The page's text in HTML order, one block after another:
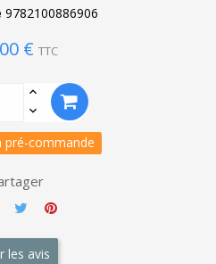
9782100886906
€ TTC
pré-commande
les avis